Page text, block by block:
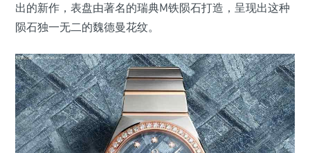
出的新作，表盘由著名的瑞典M铁陨石打造，呈现出这种
陨石独一无二的魏德曼花纹。